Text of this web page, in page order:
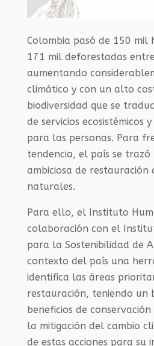
Colombia pasó de 150 mil
171 mil deforestadas
aumentando
climático y con un alto
biodiversidad que se
de servicios ecosistémicos
para las personas. Para
tendencia, el país se trazó
ambiciosa de restauración
naturales.
Para ello, el Instituto
colaboración con el
para la Sostenibilidad de
contexto del país una
identifica las áreas
restauración, teniendo un
beneficios de
la mitigación del cambio
de estas acciones para su